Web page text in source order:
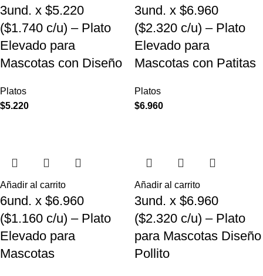
3und. x $5.220
($1.740 c/u) – Plato
Elevado para
Mascotas con Diseño
Platos
$5.220
3und. x $6.960
($2.320 c/u) – Plato
Elevado para
Mascotas con Patitas
Platos
$6.960
Añadir al carrito
6und. x $6.960
($1.160 c/u) – Plato
Elevado para
Mascotas
Añadir al carrito
3und. x $6.960
($2.320 c/u) – Plato
para Mascotas Diseño
Pollito